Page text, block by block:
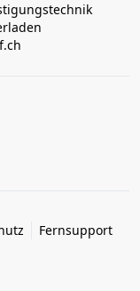
Fernsupport